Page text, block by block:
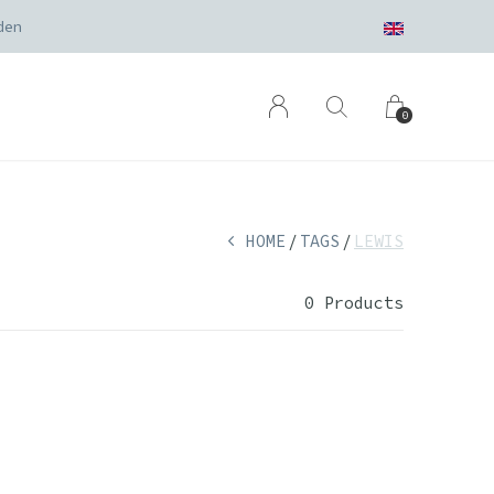
0
HOME TAGS LEWIS
0 Products